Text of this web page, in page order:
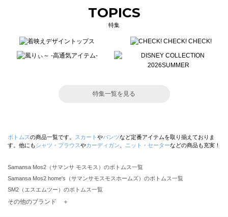
TOPICS
特集
特集一覧を見る
ボトムスの商品一覧です。 スカート やパンツなど定番アイテムを取り揃えておりま
す。他にもシャツ・ブラウスやカーディガン ニット・セーターなどの商品も充実！
Samansa Mos2（サマンサ モスモス）のボトムス一覧
Samansa Mos2 home's（サマンサモスモスホームズ）のボトムス一覧
SM2（エスエムツー）のボトムス一覧
TSUHARU by Samansa Mos2（ツハルバイサマンサモスモス）のボトムス一覧
その他のブランド ＋